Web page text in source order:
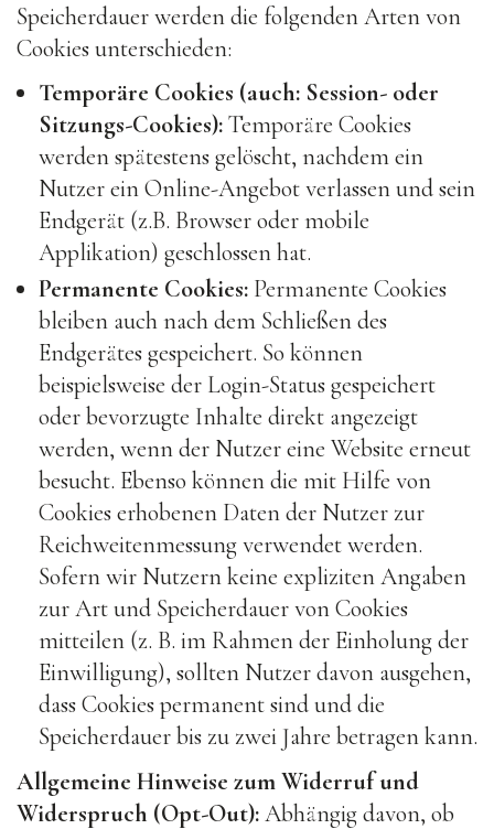
Speicherdauer werden die folgenden Arten von
Cookies unterschieden:
Temporäre Cookies (auch: Session- oder
Sitzungs-Cookies):Temporäre Cookies
werden spätestens gelöscht, nachdem ein
Nutzer ein Online-Angebot verlassen und sein
Endgerät (z.B. Browser oder mobile
Applikation) geschlossen hat.
Permanente Cookies: Permanente Cookies
bleiben auch nach dem Schließen des
Endgerätes gespeichert. So können
beispielsweise der Login-Status gespeichert
oder bevorzugte Inhalte direkt angezeigt
werden, wenn der Nutzer eine Website erneut
besucht. Ebenso können die mit Hilfe von
Cookies erhobenen Daten der Nutzer zur
Reichweitenmessung verwendet werden.
Sofern wir Nutzern keine expliziten Angaben
zur Art und Speicherdauer von Cookies
mitteilen (z. B. im Rahmen der Einholung der
Einwilligung), sollten Nutzer davon ausgehen,
dass Cookies permanent sind und die
Speicherdauer bis zu zwei Jahre betragen kann.
Allgemeine Hinweise zum Widerruf und
Widerspruch (Opt-Out):Abhängig davon, ob